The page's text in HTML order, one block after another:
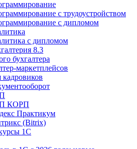
с трудоустройством
с дипломом
с дипломом
8.3
бухгалтера
маркетплейсов
КОРП
Практикум
(Bitrix)
1С